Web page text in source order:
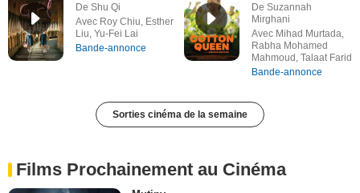
De Shu Qi
Avec Roy Chiu, Esther
Liu, Yu-Fei Lai
Bande-annonce
De Suzannah
Mirghani
Avec Mihad Murtada,
Rabha Mohamed
Mahmoud, Talaat Farid
Bande-annonce
Sorties cinéma de la semaine
Films Prochainement au Cinéma